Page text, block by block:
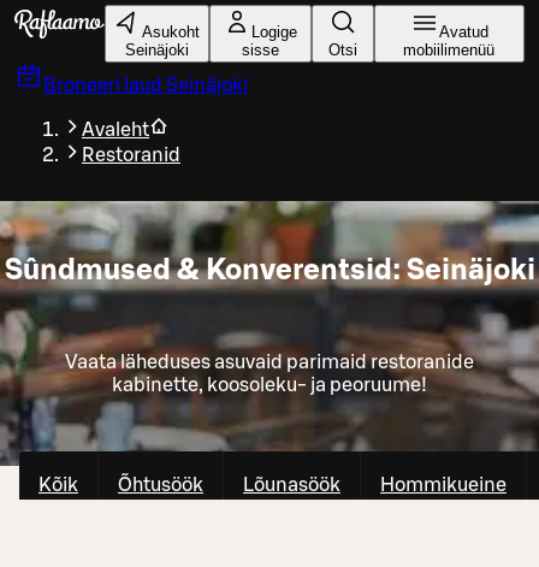
Liigu peamise sisu juurde
Asukoht
Seinäjoki
Logige
sisse
Otsi
Avatud
mobiilimenüü
Broneeri laud Seinäjoki
Avaleht
Restoranid
Sûndmused & Konverentsid: Seinäjoki
Vaata läheduses asuvaid parimaid restoranide
kabinette, koosoleku- ja peoruume!
Kõik Õhtusöök Lõunasöök Hommikueine